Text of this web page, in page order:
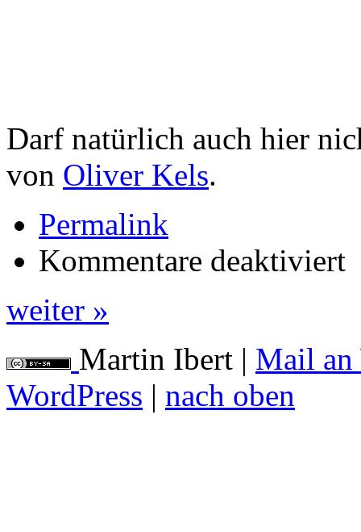
Darf natürlich auch hier
von Oliver Kels.
Permalink
Kommentare deaktiviert
weiter »
Martin Ibert | Mail an
WordPress | nach oben